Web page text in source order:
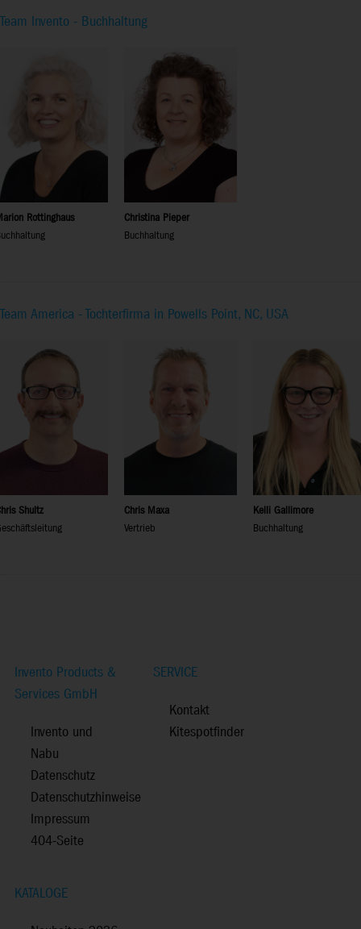
Team Invento - Buchhaltung
Rottinghaus
Christina Pieper
Buchhaltung
Team America - Tochterfirma in Powells Point, NC, USA
Shultz
Chris Maxa
Vertrieb
Kelli Gallimore
Buchhaltung
Invento Products &
Services GmbH
Invento und
Nabu
Datenschutz
Datenschutzhinweise
Impressum
404-Seite
SERVICE
Kontakt
Kitespotfinder
KATALOGE